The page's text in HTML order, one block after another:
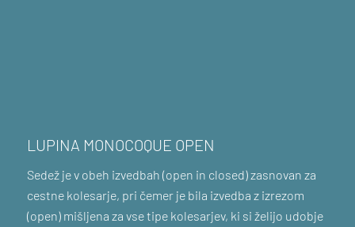
LUPINA MONOCOQUE OPEN
Sedež je v obeh izvedbah (open in closed) zasnovan za
cestne kolesarje, pri čemer je bila izvedba z izrezom
(open) mišljena za vse tipe kolesarjev, ki si želijo udobje